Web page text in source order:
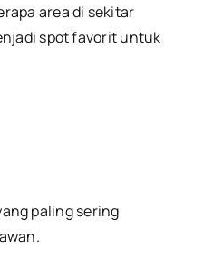
area di sekitar
spot favorit untuk
paling sering